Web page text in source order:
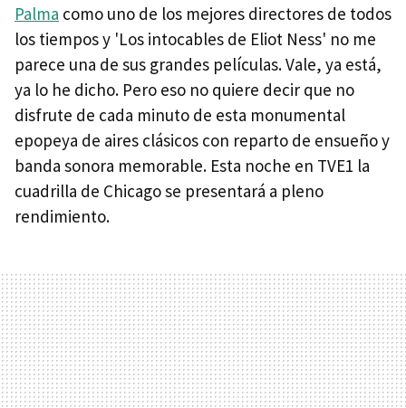
Palma como uno de los mejores directores de todos
los tiempos y 'Los intocables de Eliot Ness' no me
parece una de sus grandes películas. Vale, ya está,
ya lo he dicho. Pero eso no quiere decir que no
disfrute de cada minuto de esta monumental
epopeya de aires clásicos con reparto de ensueño y
banda sonora memorable. Esta noche en TVE1 la
cuadrilla de Chicago se presentará a pleno
rendimiento.